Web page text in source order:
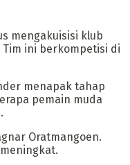
mengakuisisi klub
Tim ini berkompetisi di
menapak tahap
pemain muda
Oratmangoen.